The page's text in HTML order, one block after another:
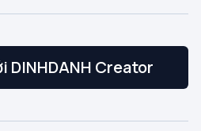
DINHDANH Creator